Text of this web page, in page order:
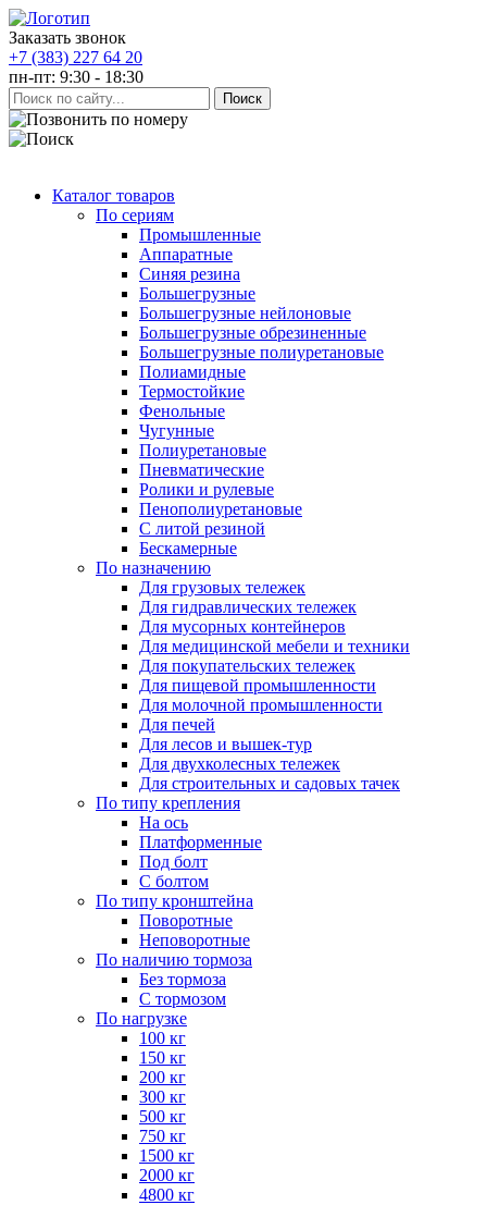
Заказать звонок
+7 (383) 227 64 20
пн-пт: 9:30 - 18:30
Каталог товаров
По сериям
Промышленные
Аппаратные
Синяя резина
Большегрузные
Большегрузные нейлоновые
Большегрузные обрезиненные
Большегрузные полиуретановые
Полиамидные
Термостойкие
Фенольные
Чугунные
Полиуретановые
Пневматические
Ролики и рулевые
Пенополиуретановые
С литой резиной
Бескамерные
По назначению
Для грузовых тележек
Для гидравлических тележек
Для мусорных контейнеров
Для медицинской мебели и техники
Для покупательских тележек
Для пищевой промышленности
Для молочной промышленности
Для печей
Для лесов и вышек-тур
Для двухколесных тележек
Для строительных и садовых тачек
По типу крепления
На ось
Платформенные
Под болт
С болтом
По типу кронштейна
Поворотные
Неповоротные
По наличию тормоза
Без тормоза
С тормозом
По нагрузке
100 кг
150 кг
200 кг
300 кг
500 кг
750 кг
1500 кг
2000 кг
4800 кг